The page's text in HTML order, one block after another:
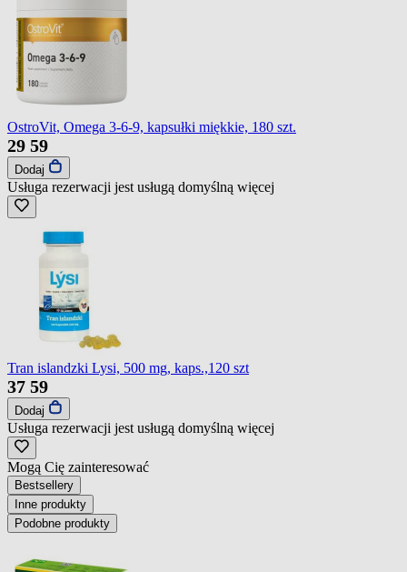
OstroVit, Omega 3-6-9, kapsułki miękkie, 180 szt.
29 59
Dodaj
Usługa rezerwacji jest usługą domyślną więcej
Tran islandzki Lysi, 500 mg, kaps.,120 szt
37 59
Dodaj
Usługa rezerwacji jest usługą domyślną więcej
Mogą Cię zainteresować
Bestsellery
Inne produkty
Podobne produkty